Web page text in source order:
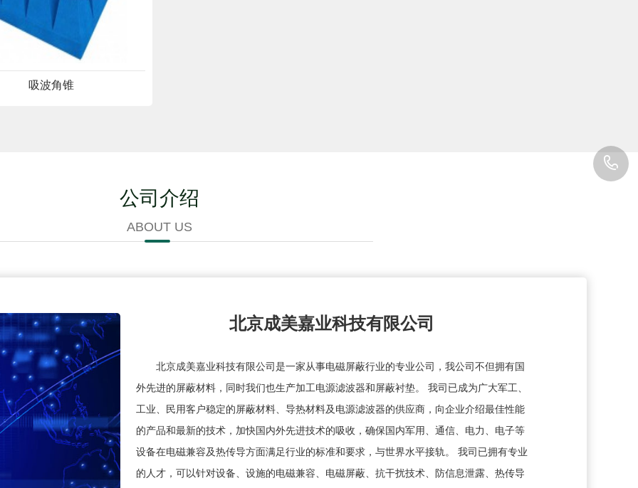
吸波角锥
公司介绍
ABOUT US
北京成美嘉业科技有限公司
北京成美嘉业科技有限公司是一家从事电磁屏蔽行业的专业公司，我公司不但拥有国
外先进的屏蔽材料，同时我们也生产加工电源滤波器和屏蔽衬垫。 我司已成为广大军工、
工业、民用客户稳定的屏蔽材料、导热材料及电源滤波器的供应商，向企业介绍最佳性能
的产品和最新的技术，加快国内外先进技术的吸收，确保国内军用、通信、电力、电子等
设备在电磁兼容及热传导方面满足行业的标准和要求，与世界水平接轨。 我司已拥有专业
的人才，可以针对设备、设施的电磁兼容、电磁屏蔽、抗干扰技术、防信息泄露、热传导